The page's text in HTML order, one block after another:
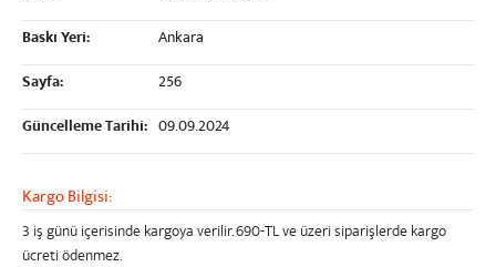
Baskı Yeri:
Ankara
Sayfa:
256
Güncelleme Tarihi: 09.09.2024
Kargo Bilgisi:
3 iş günü içerisinde kargoya verilir.690-TL ve üzerisiparişlerde kargo
ücreti ödenmez.